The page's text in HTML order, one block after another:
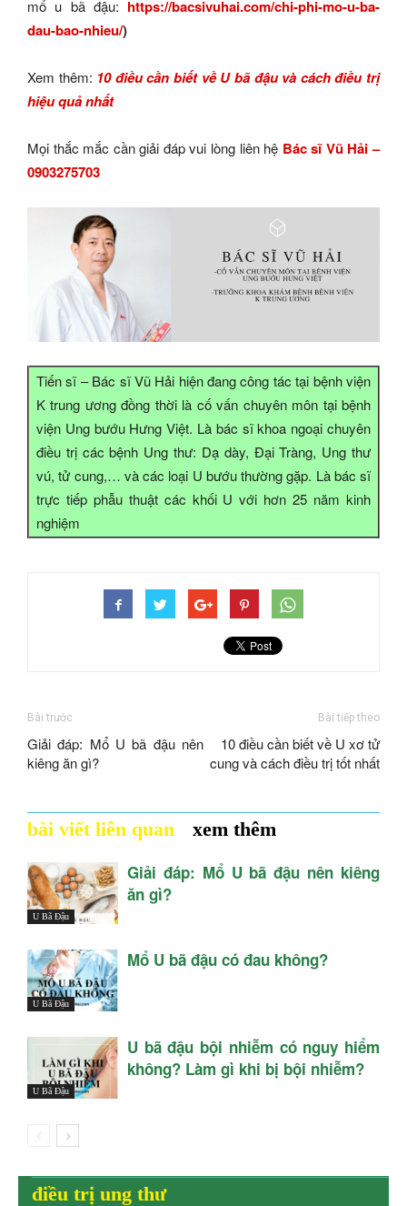
mổ u bã đậu: https://bacsivuhai.com/chi-phi-mo-u-ba-
dau-bao-nhieu/)
Xem thêm: 10 điều cần biết về U bã đậu và cách điều trị
hiệu quả nhất
Mọi thắc mắc cần giải đáp vui lòng liên hệ Bác sĩ Vũ Hải –
0903275703
Tiến sĩ – Bác sĩ Vũ Hải hiện đang công tác tại bệnh viện
K trung ương đồng thời là cố vấn chuyên môn tại bệnh
viện Ung bướu Hưng Việt. Là bác sĩ khoa ngoại chuyên
điều trị các bệnh Ung thư: Dạ dày, Đại Tràng, Ung thư
vú, tử cung,… và các loại U bướu thường gặp. Là bác sĩ
trực tiếp phẫu thuật các khối U với hơn 25 năm kinh
nghiệm
Bài trước
Giải đáp: Mổ U bã đậu nên
kiêng ăn gì?
Bài tiếp theo
10 điều cần biết về U xơ tử
cung và cách điều trị tốt nhất
bài viết liên quan xem thêm
U Bã Đậu
Giải đáp: Mổ U bã đậu nên kiêng
ăn gì?
U Bã Đậu
Mổ U bã đậu có đau không?
U Bã Đậu
U bã đậu bội nhiễm có nguy hiểm
không? Làm gì khi bị bội nhiễm?
điều trị ung thư